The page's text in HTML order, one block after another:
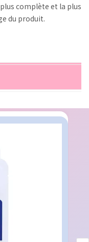
complète et la plus
du produit.